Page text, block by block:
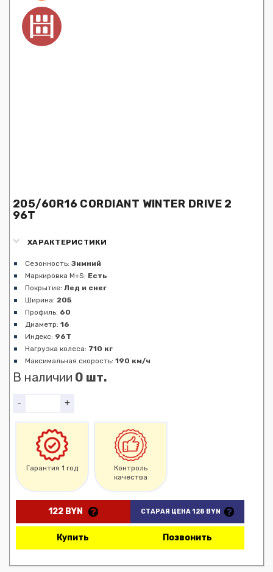
205/60R16 CORDIANT WINTER DRIVE 2
96T
ХАРАКТЕРИСТИКИ
Сезонность: Зимний
Маркировка M+S: Есть
Покрытие: Лед и снег
Ширина: 205
Профиль: 60
Диаметр: 16
Индекс: 96T
Нагрузка колеса: 710 кг
Максимальная скорость: 190 км/ч
В наличии 0 шт.
- +
Гарантия 1 год
Контроль
качества
122 BYN СТАРАЯ ЦЕНА 128 BYN
Купить Позвонить